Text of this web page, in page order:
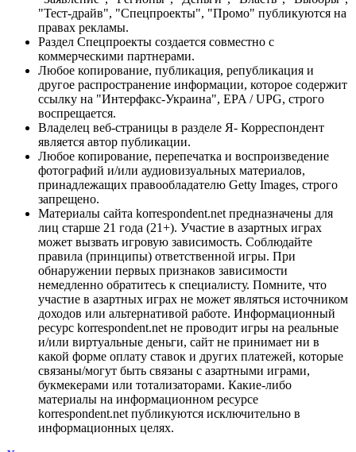
"Тест-драйв", "Спецпроекты", "Промо" публикуются на
правах рекламы.
Раздел Спецпроекты создается совместно с
коммерческими партнерами.
Любое копирование, публикация, републикация и
другое распространение информации, которое содержит
ссылку на "Интерфакс-Украина", EPA / UPG, строго
воспрещается.
Владелец веб-страницы в разделе Я- Корреспондент
является автор публикации.
Любое копирование, перепечатка и воспроизведение
фотографий и/или аудиовизуальных материалов,
принадлежащих правообладателю Getty Images, строго
запрещено.
Материалы сайта korrespondent.net предназначены для
лиц старше 21 года (21+). Участие в азартных играх
может вызвать игровую зависимость. Соблюдайте
правила (принципы) ответственной игры. При
обнаружении первых признаков зависимости
немедленно обратитесь к специалисту. Помните, что
участие в азартных играх не может являться источником
доходов или альтернативой работе. Информационный
ресурс korrespondent.net не проводит игры на реальные
и/или виртуальные деньги, сайт не принимает ни в
какой форме оплату ставок и других платежей, которые
связаны/могут быть связаны с азартными играми,
букмекерами или тотализаторами. Какие-либо
материалы на информационном ресурсе
korrespondent.net публикуются исключительно в
информационных целях.